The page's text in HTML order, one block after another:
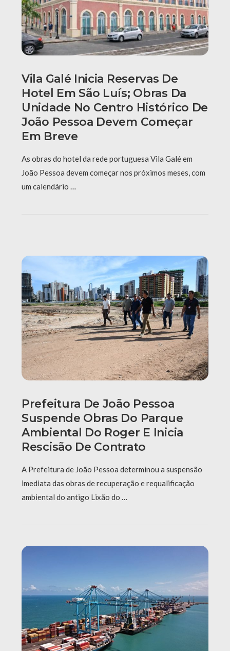
Vila Galé Inicia Reservas De
Hotel Em São Luís; Obras Da
Unidade No Centro Histórico De
João Pessoa Devem Começar
Em Breve
As obras do hotel da rede portuguesa Vila Galé em
João Pessoa devem começar nos próximos meses, com
um calendário …
Prefeitura De João Pessoa
Suspende Obras Do Parque
Ambiental Do Roger E Inicia
Rescisão De Contrato
A Prefeitura de João Pessoa determinou a suspensão
imediata das obras de recuperação e requalificação
ambiental do antigo Lixão do …